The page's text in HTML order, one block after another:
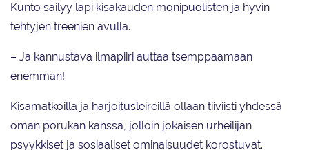
Kunto säilyy läpi kisakauden monipuolisten ja hyvin
tehtyjen treenien avulla.
– Ja kannustava ilmapiiri auttaa tsemppaamaan
enemmän!
Kisamatkoilla ja harjoitusleireillä ollaan tiiviisti yhdessä
oman porukan kanssa, jolloin jokaisen urheilijan
psyykkiset ja sosiaaliset ominaisuudet korostuvat.